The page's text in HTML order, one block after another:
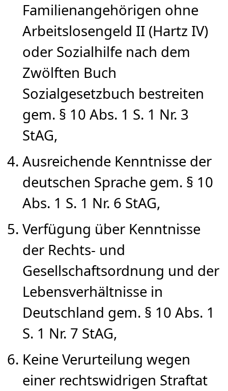
Familienangehörigen ohne
Arbeitslosengeld II (Hartz IV)
oder Sozialhilfe nach dem
Zwölften Buch
Sozialgesetzbuch bestreiten
gem. § 10 Abs. 1 S. 1 Nr. 3
StAG,
Ausreichende Kenntnisse der
deutschen Sprache gem. § 10
Abs. 1 S. 1 Nr. 6 StAG,
Verfügung über Kenntnisse
der Rechts- und
Gesellschaftsordnung und der
Lebensverhältnisse in
Deutschland gem. § 10 Abs. 1
S. 1 Nr. 7 StAG,
Keine Verurteilung wegen
einer rechtswidrigen Straftat